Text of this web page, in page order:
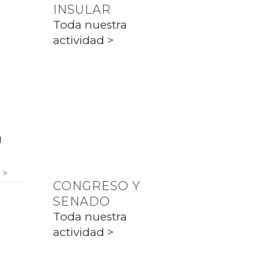
PP CIUTADELLA
INSULAR
Toda nuestra
actividad >
CONGRESO Y
SENADO
Toda nuestra
actividad >